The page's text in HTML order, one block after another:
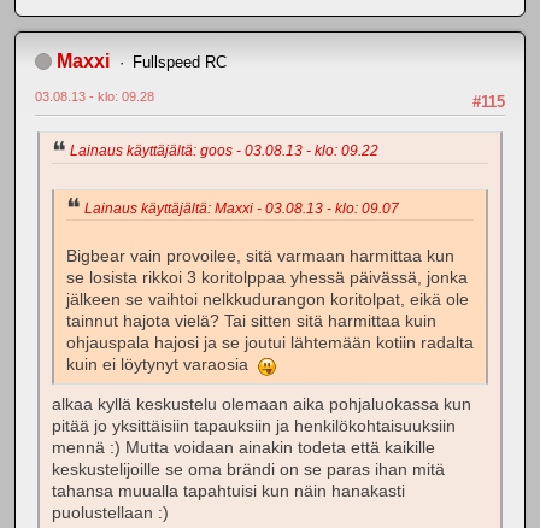
Maxxi Fullspeed RC
#115
03.08.13 - klo: 09.28
Lainaus käyttäjältä: goos - 03.08.13 - klo: 09.22
Lainaus käyttäjältä: Maxxi - 03.08.13 - klo: 09.07
Bigbear vain provoilee, sitä varmaan harmittaa kun
se losista rikkoi 3 koritolppaa yhessä päivässä, jonka
jälkeen se vaihtoi nelkkudurangon koritolpat, eikä ole
tainnut hajota vielä? Tai sitten sitä harmittaa kuin
ohjauspala hajosi ja se joutui lähtemään kotiin radalta
kuin ei löytynyt varaosia
alkaa kyllä keskustelu olemaan aika pohjaluokassa kun
pitää jo yksittäisiin tapauksiin ja henkilökohtaisuuksiin
mennä :) Mutta voidaan ainakin todeta että kaikille
keskustelijoille se oma brändi on se paras ihan mitä
tahansa muualla tapahtuisi kun näin hanakasti
puolustellaan :)